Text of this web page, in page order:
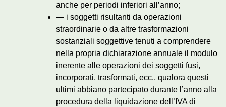
anche per periodi inferiori all’anno;
— i soggetti risultanti da operazioni
straordinarie o da altre trasformazioni
sostanziali soggettive tenuti a comprendere
nella propria dichiarazione annuale il modulo
inerente alle operazioni dei soggetti fusi,
incorporati, trasformati, ecc., qualora questi
ultimi abbiano partecipato durante l’anno alla
procedura della liquidazione dell’IVA di